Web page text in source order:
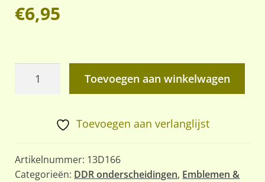
€6,95
Technik
Quali-
Toevoegen aan winkelwagen
Toevoegen aan verlanglijst
Artikelnummer: 13D166
Categorieën: DDR onderscheidingen, Emblemen &